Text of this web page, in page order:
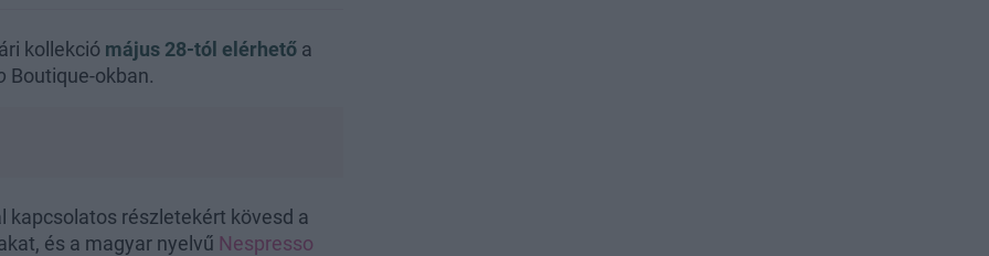
kollekció május 28-tól elérhető a
Boutique-okban.
kapcsolatos részletekért kövesd a
és a magyar nyelvű Nespresso